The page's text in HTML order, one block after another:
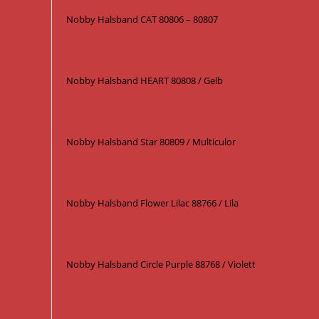
Nobby Halsband CAT 80806 – 80807
Nobby Halsband HEART 80808 / Gelb
Nobby Halsband Star 80809 / Multiculor
Nobby Halsband Flower Lilac 88766 / Lila
Nobby Halsband Circle Purple 88768 / Violett